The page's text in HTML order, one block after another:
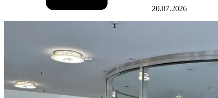
20.07.2026